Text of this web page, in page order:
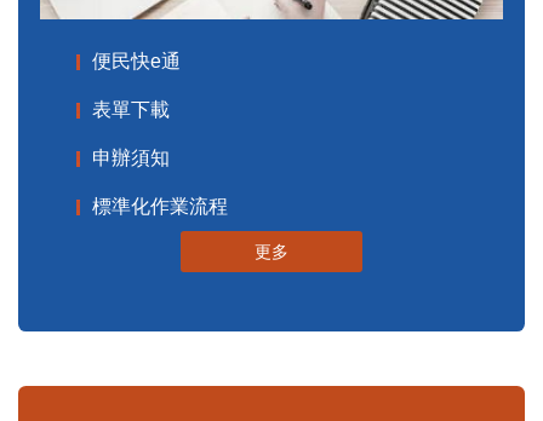
便民快e通
表單下載
申辦須知
標準化作業流程
更多